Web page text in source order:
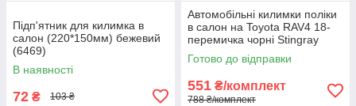
Підп'ятник для килимка в
салон (220*150мм) бежевий
(6469)
В наявності
72 ₴ 103 ₴
Автомобільні килимки поліки
в салон на Toyota RAV4 18-
перемичка чорні Stingray
Тойота РАВ4
Готово до відправки
551 ₴/комплект
788 ₴/комплект